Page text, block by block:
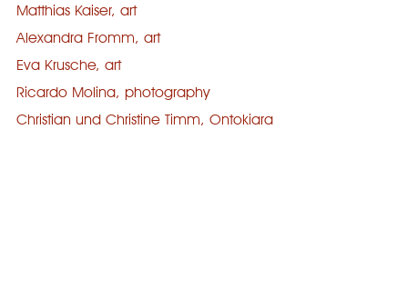
Matthias Kaiser, art
Alexandra Fromm, art
Eva Krusche, art
Ricardo Molina, photography
Christian und Christine Timm, Ontokiara